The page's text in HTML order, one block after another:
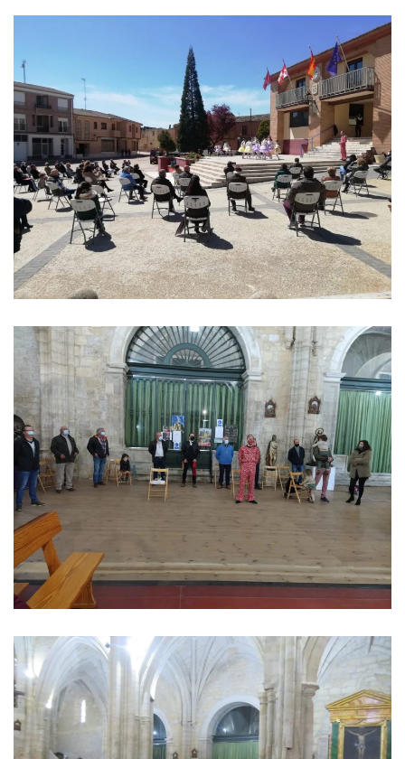
Ver imagen
Ver imagen